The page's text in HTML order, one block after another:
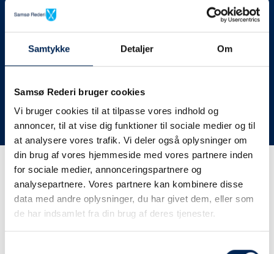
Samtykke Detaljer Om
Samsø Rederi bruger cookies
Vi bruger cookies til at tilpasse vores indhold og
annoncer, til at vise dig funktioner til sociale medier og til
at analysere vores trafik. Vi deler også oplysninger om
din brug af vores hjemmeside med vores partnere inden
for sociale medier, annonceringspartnere og
analysepartnere. Vores partnere kan kombinere disse
data med andre oplysninger, du har givet dem, eller som
de har indsamlet fra din brug af deres tjenester.
ved at lukke afgange i vores system, evt. flytte kunder til
nye afgange, ringe til vognmænd der skal have flyttet
her på siden og ikke ringe eller skrive til os, da vi ikke
har mere at fortælle end I kan læse her.
Vi takker for jeres forståelse.
Få trafikinformation på
sms